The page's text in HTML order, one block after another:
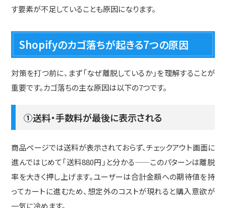
す要素が不足していることも原因になります。
Shopifyのカゴ落ちが起きる7つの原因
対策を打つ前に、まず「なぜ離脱しているか」を理解することが
重要です。カゴ落ちの主な原因は以下の7つです。
①送料・手数料が最後に表示される
商品ページでは送料が表示されておらず、チェックアウト画面に
進んではじめて「送料880円」と分かる——このパターンは離脱
率を大きく押し上げます。ユーザーは合計金額への期待値を持
ってカートに進むため、想定外のコストが現れると購入意欲が
一気に冷めます。